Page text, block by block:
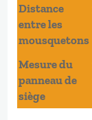
Distance
entre les
mousquetons
Mesure du
panneau de
siège